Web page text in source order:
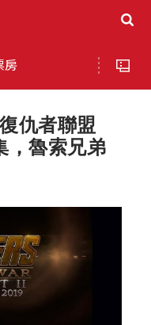
房
仇者聯盟
，魯索兄弟